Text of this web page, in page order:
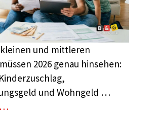
und mittleren
2026 genau hinsehen:
und Wohngeld …
…